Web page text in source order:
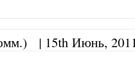
| 15th Июнь,